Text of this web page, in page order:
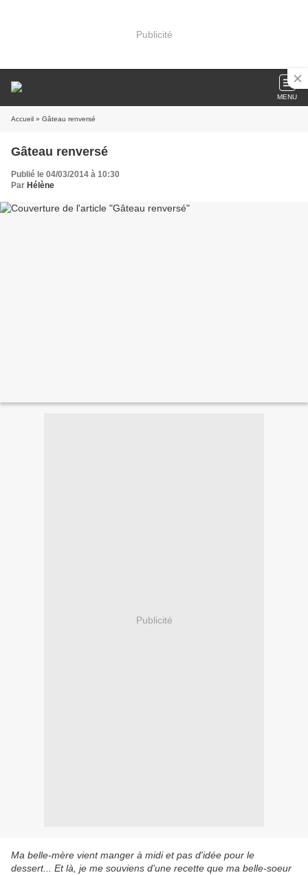
Publicité
MENU
Accueil » Gâteau renversé
Gâteau renversé
Publié le 04/03/2014 à 10:30
Par Hélène
Publicité
Ma belle-mère vient manger à midi et pas d'idée pour le
dessert... Et là, je me souviens d'une recette que ma belle-soeur